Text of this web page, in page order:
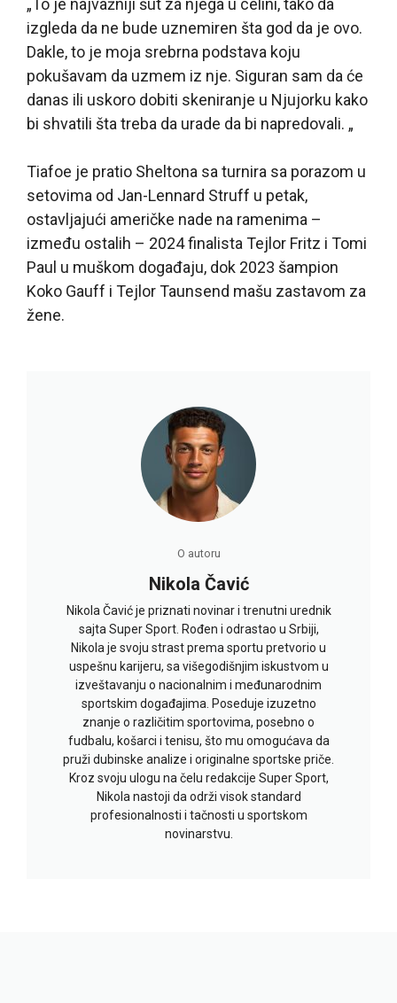
izgleda da ne bude uznemiren šta god da je ovo.
Dakle, to je moja srebrna podstava koju
pokušavam da uzmem iz nje. Siguran sam da će
danas ili uskoro dobiti skeniranje u Njujorku kako
bi shvatili šta treba da urade da bi napredovali. „
Tiafoe je pratio Sheltona sa turnira sa porazom u
setovima od Jan-Lennard Struff u petak,
ostavljajući američke nade na ramenima –
između ostalih – 2024 finalista Tejlor Fritz i Tomi
Paul u muškom događaju, dok 2023 šampion
Koko Gauff i Tejlor Taunsend mašu zastavom za
žene.
O autoru
Nikola Čavić
Nikola Čavić je priznati novinar i trenutni urednik
sajta Super Sport. Rođen i odrastao u Srbiji,
Nikola je svoju strast prema sportu pretvorio u
uspešnu karijeru, sa višegodišnjim iskustvom u
izveštavanju o nacionalnim i međunarodnim
sportskim događajima. Poseduje izuzetno
znanje o različitim sportovima, posebno o
fudbalu, košarci i tenisu, što mu omogućava da
pruži dubinske analize i originalne sportske priče.
Kroz svoju ulogu na čelu redakcije Super Sport,
Nikola nastoji da održi visok standard
profesionalnosti i tačnosti u sportskom
novinarstvu.